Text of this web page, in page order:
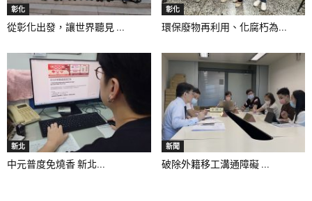
彰化
從彰化出發，讓世界聽見 ...
彰化
環保廢物再利用、化腐朽為...
新北
中元普度免燒香 新北...
新聞
破除外籍移工溝通障礙 ...